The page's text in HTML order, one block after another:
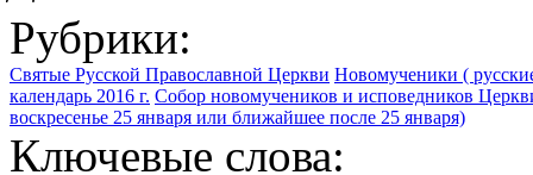
Рубрики:
Святые Русской Православной Церкви Новомученики (
календарь 2016 г. Собор новомучеников и исповедников
воскресенье 25 января или ближайшее после 25 января)
Ключевые слова: